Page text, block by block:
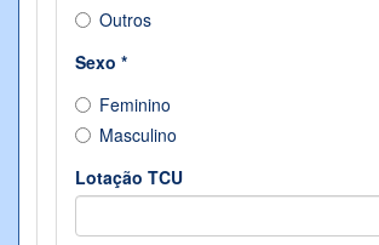
Outros
Sexo *
Feminino
Masculino
Lotação TCU